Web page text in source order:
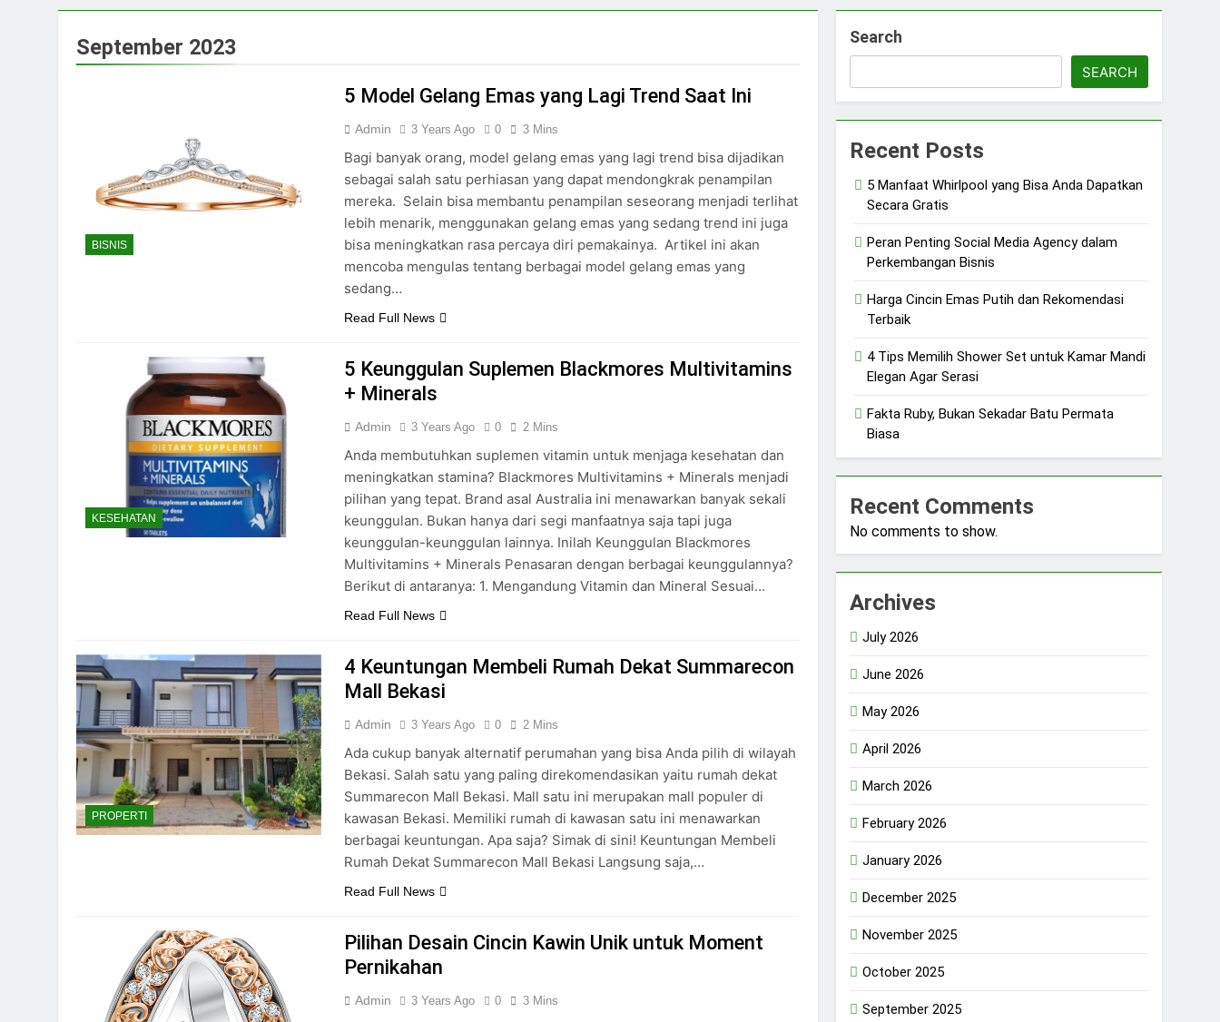
September 2023
BISNIS
5 Model Gelang Emas yang Lagi Trend Saat Ini
Admin 3 Years Ago 0 3 Mins
Bagi banyak orang, model gelang emas yang lagi trend bisa dijadikan
sebagai salah satu perhiasan yang dapat mendongkrak penampilan
mereka. Selain bisa membantu penampilan seseorang menjadi terlihat
lebih menarik, menggunakan gelang emas yang sedang trend ini juga
bisa meningkatkan rasa percaya diri pemakainya. Artikel ini akan
mencoba mengulas tentang berbagai model gelang emas yang
sedang…
Read Full News
KESEHATAN
5 Keunggulan Suplemen Blackmores Multivitamins
+ Minerals
Admin 3 Years Ago 0 2 Mins
Anda membutuhkan suplemen vitamin untuk menjaga kesehatan dan
meningkatkan stamina? Blackmores Multivitamins + Minerals menjadi
pilihan yang tepat. Brand asal Australia ini menawarkan banyak sekali
keunggulan. Bukan hanya dari segi manfaatnya saja tapi juga
keunggulan-keunggulan lainnya. Inilah Keunggulan Blackmores
Multivitamins + Minerals Penasaran dengan berbagai keunggulannya?
Berikut di antaranya: 1. Mengandung Vitamin dan Mineral Sesuai…
Read Full News
PROPERTI
4 Keuntungan Membeli Rumah Dekat Summarecon
Mall Bekasi
Admin 3 Years Ago 0 2 Mins
Ada cukup banyak alternatif perumahan yang bisa Anda pilih di wilayah
Bekasi. Salah satu yang paling direkomendasikan yaitu rumah dekat
Summarecon Mall Bekasi. Mall satu ini merupakan mall populer di
kawasan Bekasi. Memiliki rumah di kawasan satu ini menawarkan
berbagai keuntungan. Apa saja? Simak di sini! Keuntungan Membeli
Rumah Dekat Summarecon Mall Bekasi Langsung saja,…
Read Full News
Pilihan Desain Cincin Kawin Unik untuk Moment
Pernikahan
Admin 3 Years Ago 0 3 Mins
Search
SEARCH
Recent Posts
5 Manfaat Whirlpool yang Bisa Anda Dapatkan
Secara Gratis
Peran Penting Social Media Agency dalam
Perkembangan Bisnis
Harga Cincin Emas Putih dan Rekomendasi
Terbaik
4 Tips Memilih Shower Set untuk Kamar Mandi
Elegan Agar Serasi
Fakta Ruby, Bukan Sekadar Batu Permata
Biasa
Recent Comments
No comments to show.
Archives
July 2026
June 2026
May 2026
April 2026
March 2026
February 2026
January 2026
December 2025
November 2025
October 2025
September 2025